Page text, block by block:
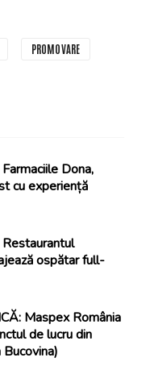
PROMOVARE
Dona,
cu experiență
ospătar full-
Maspex România
de lucru din